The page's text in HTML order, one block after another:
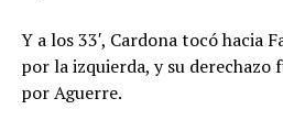
Y a los 33′, Cardona tocó hacia
por la izquierda, y su derechazo
por Aguerre.